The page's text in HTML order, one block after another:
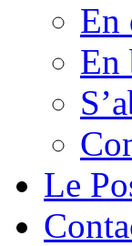
En
En
Le